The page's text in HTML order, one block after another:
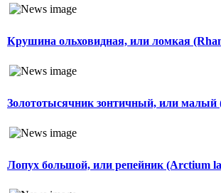
Крушина ольховидная, или ломкая
Золототысячник зонтичный, или малый
Лопух большой, или репейник (Arctium